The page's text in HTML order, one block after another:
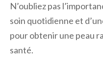
N’oubliez pas
soin quotidienne et
pour obtenir une peau
santé.